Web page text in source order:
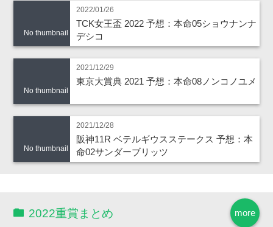
No thumbnail
2022/01/26
TCK女王盃 2022 予想：本命05ショウナンナ
デシコ
No thumbnail
2021/12/29
東京大賞典 2021 予想：本命08ノンコノユメ
No thumbnail
2021/12/28
阪神11R ベテルギウスステークス 予想：本
命02サンダーブリッツ
more
2022重賞まとめ